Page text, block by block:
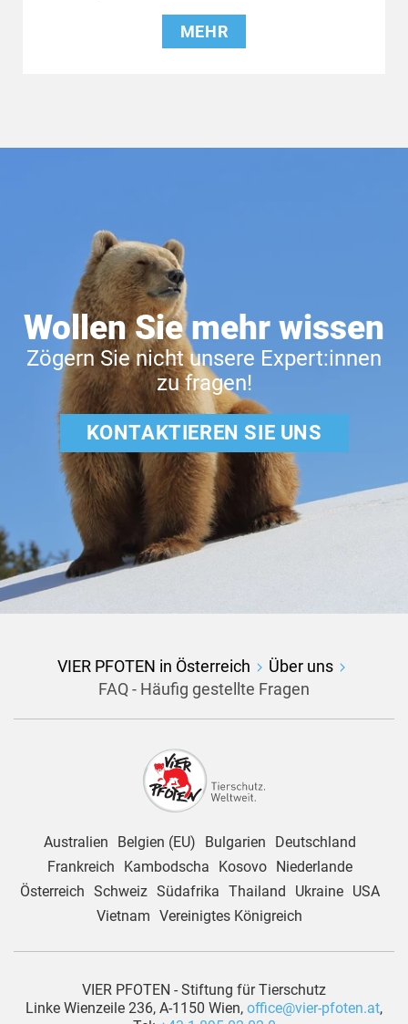
MEHR
Wollen Sie mehr wissen
Zögern Sie nicht unsere Expert:innen
zu fragen!
KONTAKTIEREN SIE UNS
VIER PFOTEN in Österreich
Über uns
FAQ - Häufig gestellte Fragen
Australien Belgien (EU) Bulgarien
Deutschland
Frankreich
Kambodscha Kosovo
Niederlande
Österreich Schweiz Südafrika Thailand Ukraine
USA
Vietnam Vereinigtes Königreich
VIER PFOTEN - Stiftung für Tierschutz
Linke Wienzeile 236, A-1150 Wien, office@vier-pfoten.at,